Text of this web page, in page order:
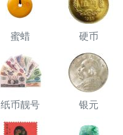
蜜蜡 硬币
纸币靓号 银元